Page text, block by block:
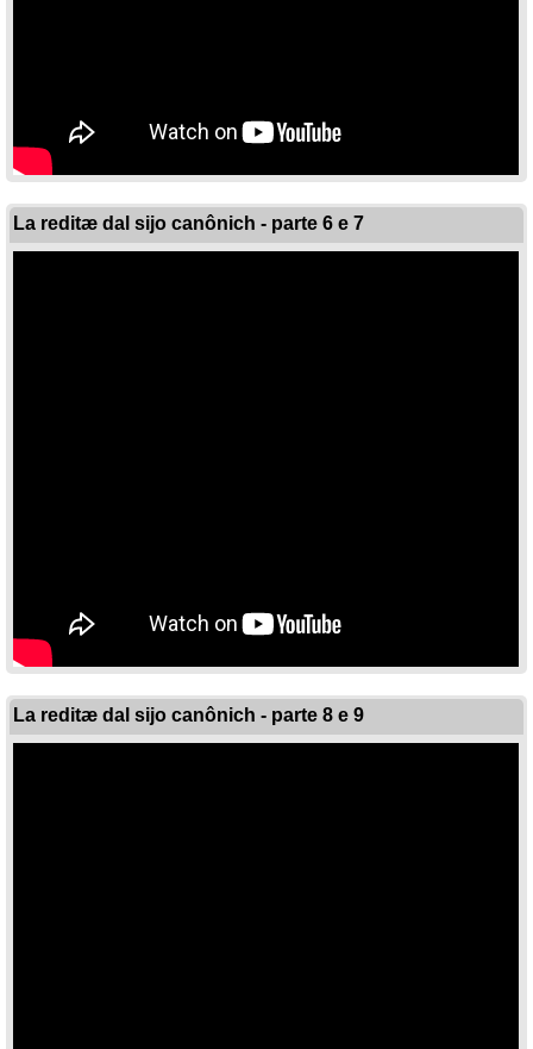
La reditæ dal sijo canônich - parte 6 e 7
La reditæ dal sijo canônich - parte 8 e 9